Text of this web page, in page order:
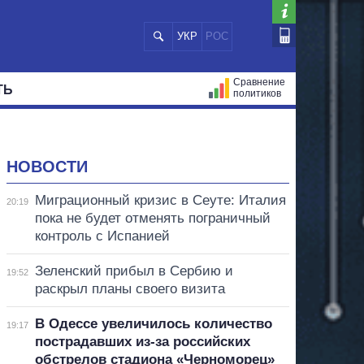
УКР РОС
Сравнение
политиков
НОВОСТИ
20:19
Миграционный кризис в Сеуте: Италия
пока не будет отменять пограничный
контроль с Испанией
19:52
Зеленский прибыл в Сербию и
раскрыл планы своего визита
19:17
В Одессе увеличилось количество
пострадавших из-за российских
обстрелов стадиона «Черноморец»